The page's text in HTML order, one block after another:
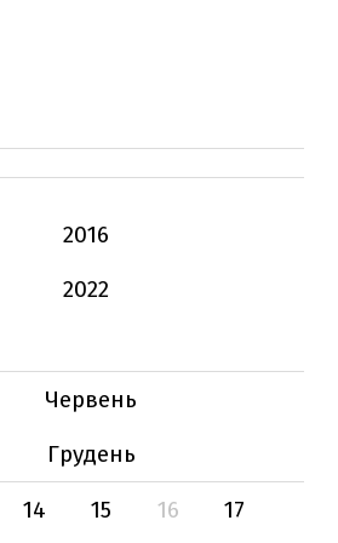
2016
2022
Червень
Грудень
14
15 16 17